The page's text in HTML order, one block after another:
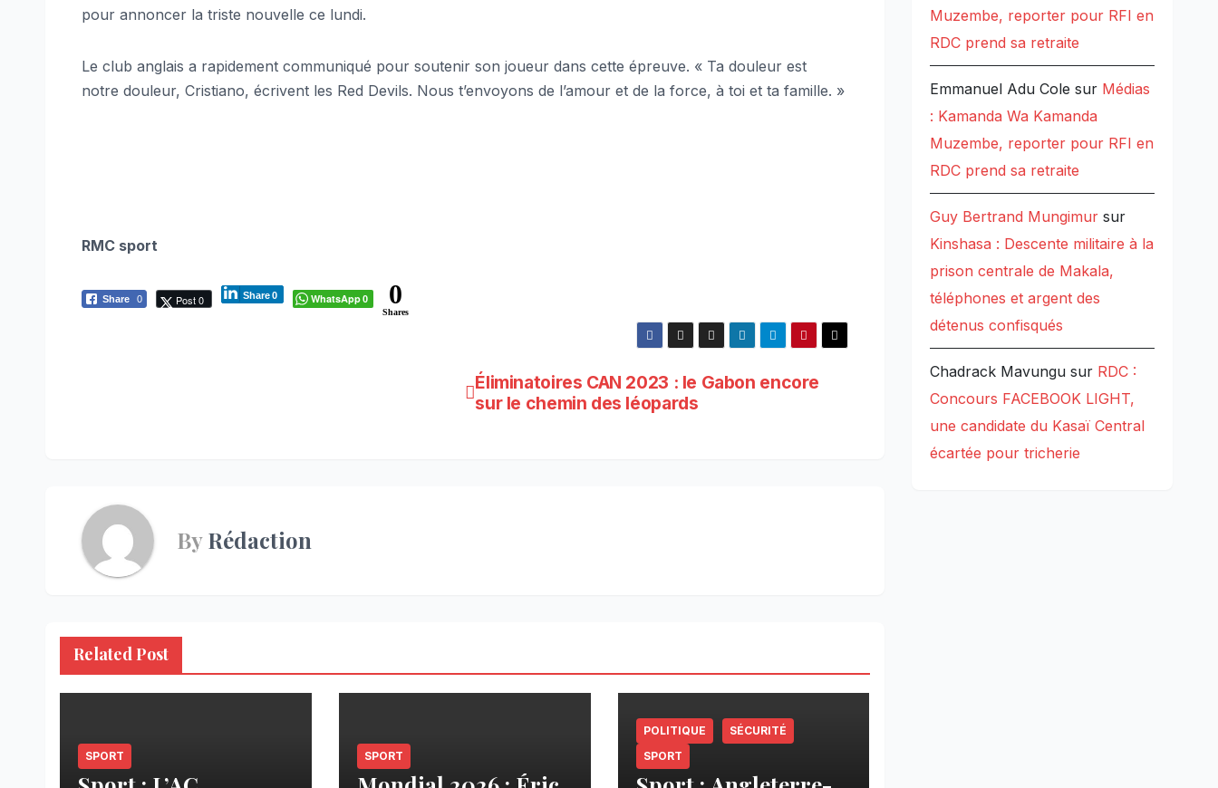
pour annoncer la triste nouvelle ce lundi.
Le club anglais a rapidement communiqué pour soutenir son joueur dans cette épreuve. « Ta douleur est
notre douleur, Cristiano, écrivent les Red Devils. Nous t’envoyons de l’amour et de la force, à toi et ta famille. »
RMC sport
Share 0 Post 0 Share0 WhatsApp0 0
Shares
Éliminatoires CAN 2023 : le Gabon encore
sur le chemin des léopards
ByRédaction
Related Post
SPORT SPORT
POLITIQUE
SÉCURITÉ
SPORT
Muzembe, reporter pour RFI en
RDC prend sa retraite
Emmanuel Adu Cole sur Médias
: Kamanda Wa Kamanda
Muzembe, reporter pour RFI en
RDC prend sa retraite
Guy Bertrand Mungimursur
Kinshasa : Descente militaire à la
prison centrale de Makala,
téléphones et argent des
détenus confisqués
Chadrack Mavungusur RDC :
Concours FACEBOOK LIGHT,
une candidate du Kasaï Central
écartée pour tricherie